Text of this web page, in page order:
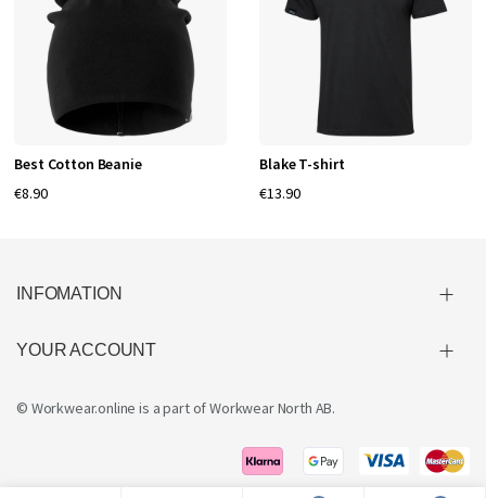
Best Cotton Beanie
€8.90
Blake T-shirt
€13.90
INFOMATION
YOUR ACCOUNT
© Workwear.online is a part ofWorkwear North AB.